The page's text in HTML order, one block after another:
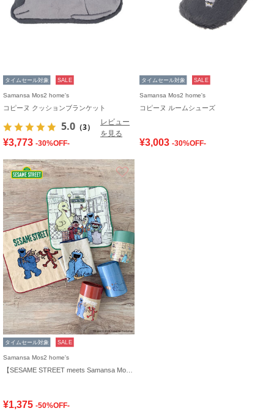
タイムセール対象 SALE
Samansa Mos2 home's
コピーヌ クッションブランケット
5.0 （3）
レビュー
を見る
¥3,773 -30%OFF-
タイムセール対象 SALE
Samansa Mos2 home's
コピーヌ ルームシューズ
¥3,003 -30%OFF-
タイムセール対象 SALE
Samansa Mos2 home's
¥1,375 -50%OFF-